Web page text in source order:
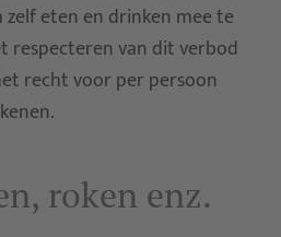
eten en drinken mee te
respecteren van dit verbod
recht voor per persoon
roken enz.